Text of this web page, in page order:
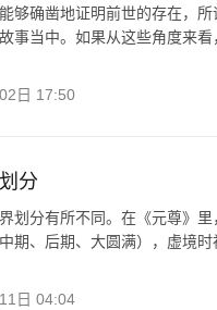
够确凿地证明前世的存在，
事当中。如果从这些角度来
日 17:50
分
划分有所不同。在《元尊》
期、后期、大圆满），虚境
日 04:04